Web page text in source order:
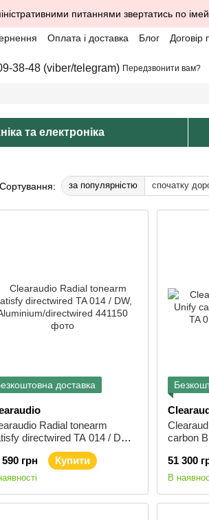
питаннями звертатись по
Оплата і доставка Блог Договір
38-48 (viber/telegram) Передзвонити вам?
та електроніка
Сортування: за популярністю спочатку
доставка
Radial tonearm
directwired TA 014 / DW,
directwired
грн
Купити
carbon
51 300
В